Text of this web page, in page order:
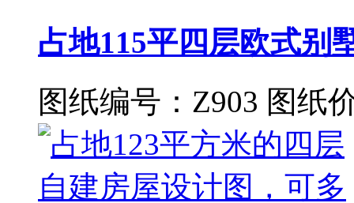
占地115平四层欧式别
图纸编号：Z903 图纸